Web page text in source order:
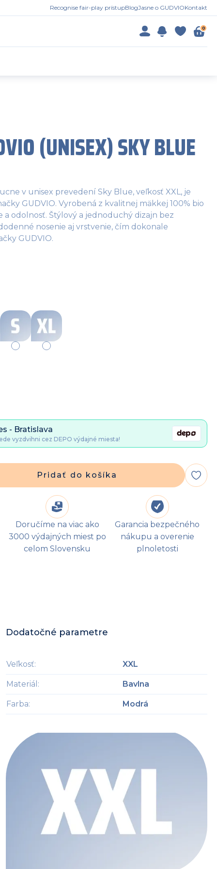
Recognise fair-play prístupBlogJasne o GUDVIOKontakt
0
(UNISEX) SKY BLUE
v unisex prevedení Sky Blue, veľkosť XXL, je
GUDVIO. Vyrobená z kvalitnej mäkkej 100% bio
a odolnosť. Štýlový a jednoduchý dizajn bez
nosenie aj vrstvenie, čím dokonale
GUDVIO.
- Bratislava
vyzdvihni cez DEPO výdajné miesta!
Pridať do košíka
Doručíme na viac ako
3000 výdajných miest po
celom Slovensku
Garancia bezpečného
nákupu a overenie
plnoletosti
Dodatočné parametre
Veľkosť: XXL
Materiál : Bavlna
Farba: Modrá